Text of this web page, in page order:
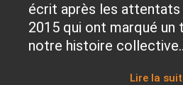
écrit après les attentats
2015 qui ont marqué un
notre histoire
Lire la